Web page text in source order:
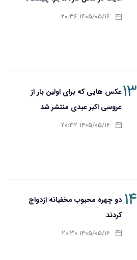
۱۴۰۵/۰۵/۱۶ ۲۰:۳۶
۱۳عکس هایی که برای اولین بار از
عروسی اکبر عبدی منتشر شد
۱۴۰۵/۰۵/۱۶ ۲۰:۳۲
۱۴ دو چهره محبوب مخفیانه ازدواج
کردند
۱۴۰۵/۰۵/۱۶ ۲۰:۳۰